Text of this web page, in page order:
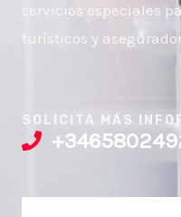
servicios especiales
turísticos y
SOLICITA MÁS